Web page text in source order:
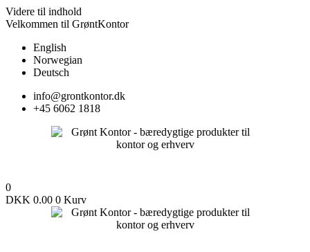
Videre til indhold
Velkommen til GrøntKontor
English
Norwegian
Deutsch
info@grontkontor.dk
+45 6062 1818
0
DKK 0.00 0 Kurv